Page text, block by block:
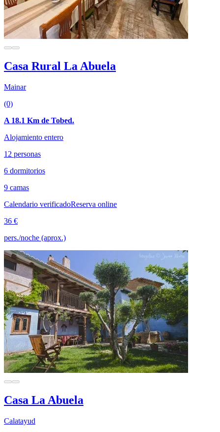
Casa Rural La Abuela
Mainar
(0)
A 18.1 Km de Tobed.
Alojamiento entero
12 personas
6 dormitorios
9 camas
Calendario verificadoReserva online
36 €
pers./noche (aprox.)
Casa La Abuela
Calatayud